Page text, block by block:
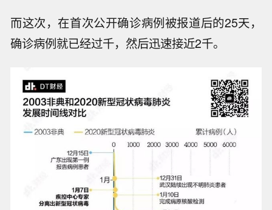
而这次，在首次公开确诊病例被报道后的25天，
确诊病例就已经过千，然后迅速接近2千。